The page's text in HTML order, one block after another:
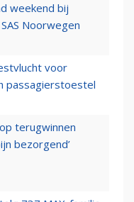
weekend bij
Noorwegen
voor
passagierstoestel
terugwinnen
bezorgend’